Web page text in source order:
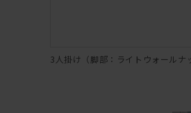
3人掛け（脚部：ライトウォールナ